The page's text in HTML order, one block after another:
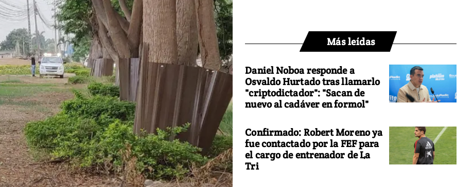
Más leídas
Daniel Noboa responde a
Osvaldo Hurtado tras llamarlo
"criptodictador": "Sacan de
nuevo al cadáver en formol"
Confirmado: Robert Moreno ya
fue contactado por la FEF para
el cargo de entrenador de La
Tri